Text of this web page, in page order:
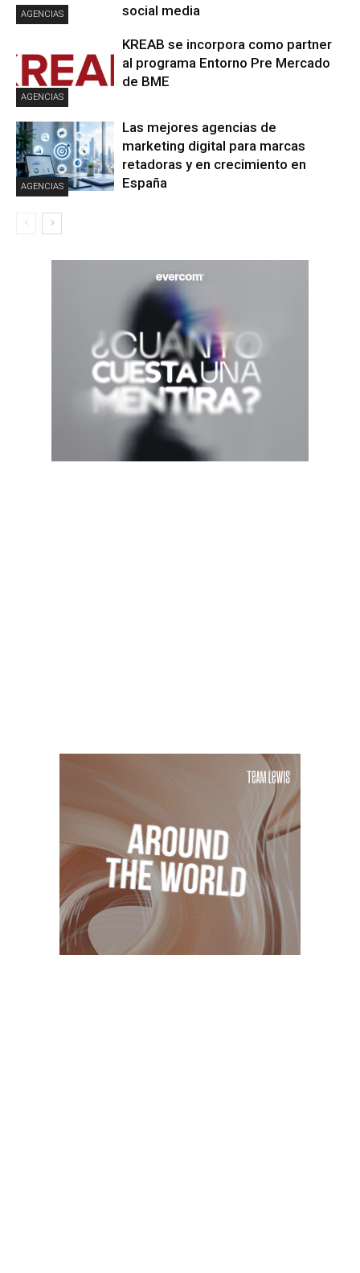
AGENCIAS social media
AGENCIAS
KREAB se incorpora como partner
al programa Entorno Pre Mercado
de BME
AGENCIAS
Las mejores agencias de
marketing digital para marcas
retadoras y en crecimiento en
España